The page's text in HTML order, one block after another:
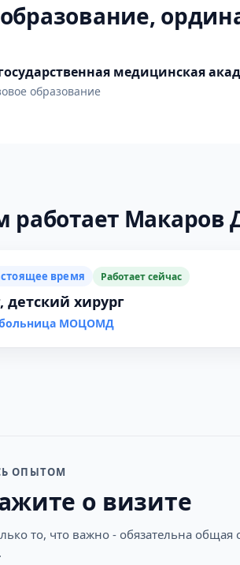
медицинская
образование
работает Макаров
время Работает сейчас
детский хирург
больница МОЦОМД
ОПЫТОМ
о визите
то, что важно - обязательна